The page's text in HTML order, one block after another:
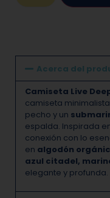
Acerca del
Camiseta Live
camiseta
pecho y un
espalda. Inspirada
conexión con lo
en algodón
azul citadel,
elegante y profunda.